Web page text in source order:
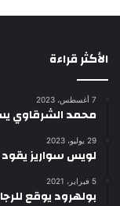
الأكثر قراءة
7 أغسطس، 2023
محمد الشرقاوي
29 يوليو، 2023
لويس سواريز
5 فبراير، 2021
بولهرود يوقع